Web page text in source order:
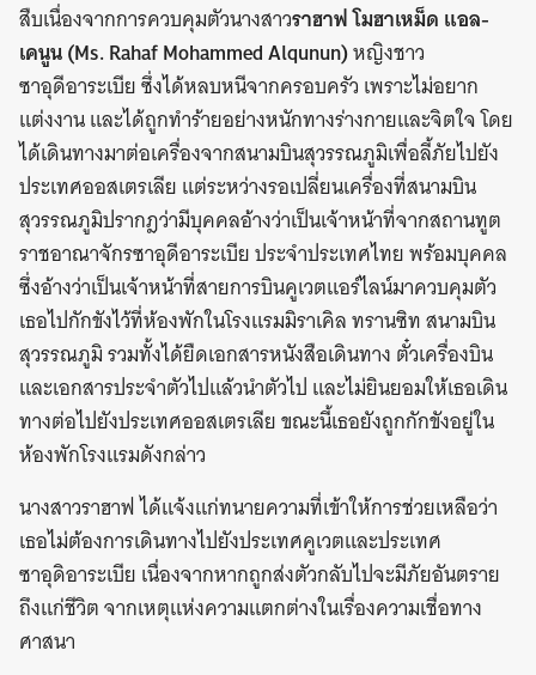
สืบเนื่องจากการควบคุมตัวนางสาวราฮาฟ โมฮาเหม็ด แอล-
เคนูน (Ms. Rahaf Mohammed Alqunun)หญิงชาว
ซาอุดีอาระเบีย ซึ่งได้หลบหนีจากครอบครัว เพราะไม่อยาก
แต่งงาน และได้ถูกทำร้ายอย่างหนักทางร่างกายและจิตใจ โดย
ได้เดินทางมาต่อเครื่องจากสนามบินสุวรรณภูมิเพื่อลี้ภัยไปยัง
ประเทศออสเตรเลีย แต่ระหว่างรอเปลี่ยนเครื่องที่สนามบิน
สุวรรณภูมิปรากฎว่ามีบุคคลอ้างว่าเป็นเจ้าหน้าที่จากสถานทูต
ราชอาณาจักรซาอุดีอาระเบีย ประจำประเทศไทย พร้อมบุคคล
ซึ่งอ้างว่าเป็นเจ้าหน้าที่สายการบินคูเวตแอร์ไลน์มาควบคุมตัว
เธอไปกักขังไว้ที่ห้องพักในโรงแรมมิราเคิล ทรานซิท สนามบิน
สุวรรณภูมิ รวมทั้งได้ยืดเอกสารหนังสือเดินทาง ตั๋วเครื่องบิน
และเอกสารประจำตัวไปแล้วนำตัวไป และไม่ยินยอมให้เธอเดิน
ทางต่อไปยังประเทศออสเตรเลีย ขณะนี้เธอยังถูกกักขังอยู่ใน
ห้องพักโรงแรมดังกล่าว
นางสาวราฮาฟ ได้แจ้งแก่ทนายความที่เข้าให้การช่วยเหลือว่า
เธอไม่ต้องการเดินทางไปยังประเทศคูเวตและประเทศ
ซาอุดิอาระเบีย เนื่องจากหากถูกส่งตัวกลับไปจะมีภัยอันตราย
ถึงแก่ชีวิต จากเหตุแห่งความแตกต่างในเรื่องความเชื่อทาง
ศาสนา